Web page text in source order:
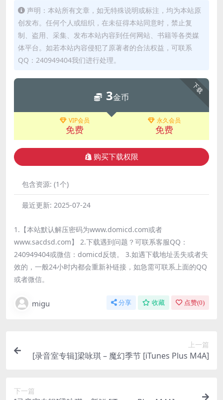
声明：本站所有文章，如无特殊说明或标注，均为本站原
创发布。任何个人或组织，在未征得本站同意时，禁止复
制、盗用、采集、发布本站内容到任何网站、书籍等各类媒
体平台。如若本站内容侵犯了原著者的合法权益，可联系
QQ：240949404我们进行处理。
下载
3金币
VIP会员
免费
永久会员
免费
购买下载权限
包含资源: (1个)
最近更新: 2025-07-24
1.【本站默认解压密码为www.domicd.com或者
www.sacdsd.com】 2.下载遇到问题？可联系客服QQ：
240949404或微信：domicd反馈。 3.如遇下载地址丢失或者失
效的，一般24小时内都会重新补链接，如急需可联系上面的QQ
或者微信。
migu 分享 收藏 点赞(0)
上一篇
[录音室专辑]梁咏琪 – 魔幻季节 [iTunes Plus M4A]
下一篇